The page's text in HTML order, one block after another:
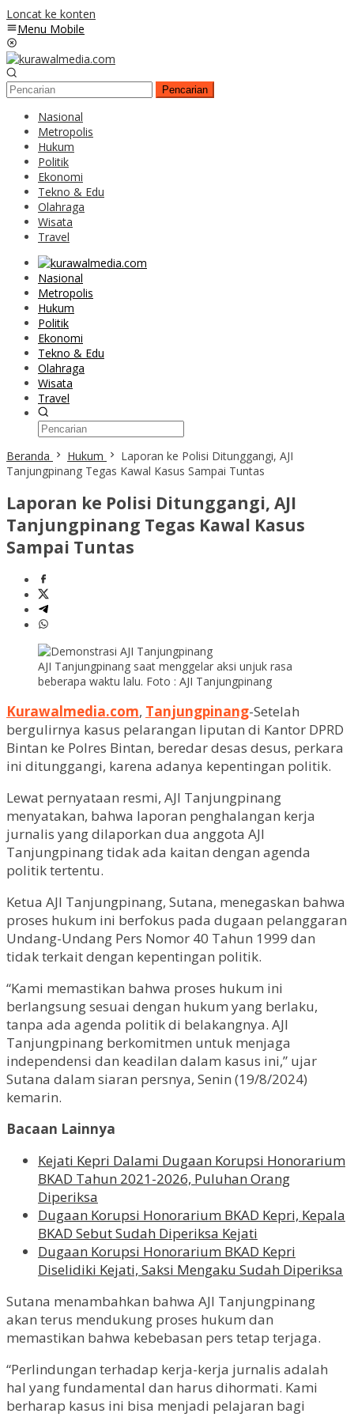
Loncat ke konten
Menu Mobile
Pencarian
Nasional
Metropolis
Hukum
Politik
Ekonomi
Tekno & Edu
Olahraga
Wisata
Travel
Nasional
Metropolis
Hukum
Politik
Ekonomi
Tekno & Edu
Olahraga
Wisata
Travel
Beranda Hukum
Laporan ke Polisi Ditunggangi, AJI
Tanjungpinang Tegas Kawal Kasus Sampai Tuntas
Laporan ke Polisi Ditunggangi, AJI
Tanjungpinang Tegas Kawal Kasus
Sampai Tuntas
AJI Tanjungpinang saat menggelar aksi unjuk rasa
beberapa waktu lalu. Foto : AJI Tanjungpinang
Kurawalmedia.com, Tanjungpinang-Setelah
bergulirnya kasus pelarangan liputan di Kantor DPRD
Bintan ke Polres Bintan, beredar desas desus, perkara
ini ditunggangi, karena adanya kepentingan politik.
Lewat pernyataan resmi, AJI Tanjungpinang
menyatakan, bahwa laporan penghalangan kerja
jurnalis yang dilaporkan dua anggota AJI
Tanjungpinang tidak ada kaitan dengan agenda
politik tertentu.
Ketua AJI Tanjungpinang, Sutana, menegaskan bahwa
proses hukum ini berfokus pada dugaan pelanggaran
Undang-Undang Pers Nomor 40 Tahun 1999 dan
tidak terkait dengan kepentingan politik.
“Kami memastikan bahwa proses hukum ini
berlangsung sesuai dengan hukum yang berlaku,
tanpa ada agenda politik di belakangnya. AJI
Tanjungpinang berkomitmen untuk menjaga
independensi dan keadilan dalam kasus ini,” ujar
Sutana dalam siaran persnya, Senin (19/8/2024)
kemarin.
Bacaan Lainnya
Kejati Kepri Dalami Dugaan Korupsi Honorarium
BKAD Tahun 2021-2026, Puluhan Orang
Diperiksa
Dugaan Korupsi Honorarium BKAD Kepri, Kepala
BKAD Sebut Sudah Diperiksa Kejati
Dugaan Korupsi Honorarium BKAD Kepri
Diselidiki Kejati, Saksi Mengaku Sudah Diperiksa
Sutana menambahkan bahwa AJI Tanjungpinang
akan terus mendukung proses hukum dan
memastikan bahwa kebebasan pers tetap terjaga.
“Perlindungan terhadap kerja-kerja jurnalis adalah
hal yang fundamental dan harus dihormati. Kami
berharap kasus ini bisa menjadi pelajaran bagi